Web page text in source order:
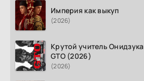
Империя как выкуп
(2026)
Крутой учитель Онидзука
GTO (2026)
(2026)